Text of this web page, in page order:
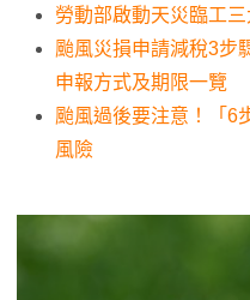
勞動部啟動天災臨工
颱風災損申請減稅3步
申報方式及期限一覽
颱風過後要注意！「6
風險